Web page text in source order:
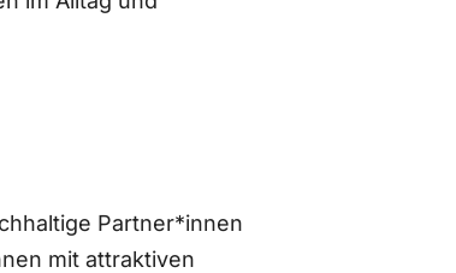
Partner*innen
mit attraktiven